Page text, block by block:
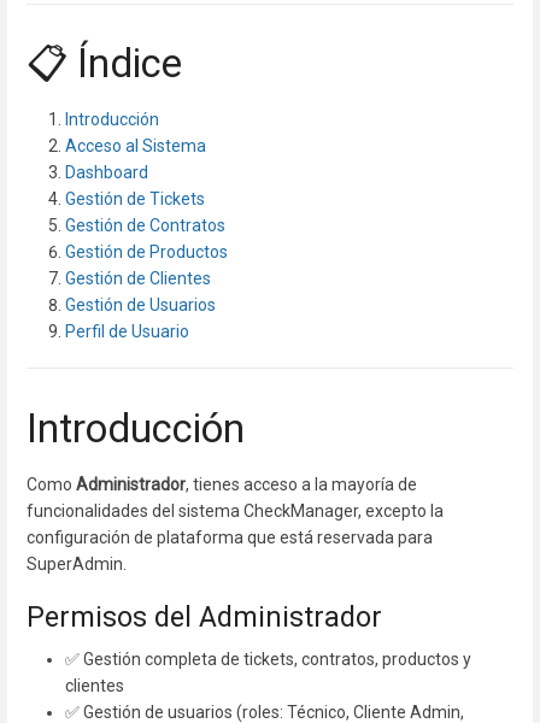
📋 Índice
Introducción
Acceso al Sistema
Dashboard
Gestión de Tickets
Gestión de Contratos
Gestión de Productos
Gestión de Clientes
Gestión de Usuarios
Perfil de Usuario
Introducción
Como Administrador, tienes acceso a la mayoría de
funcionalidades del sistema CheckManager, excepto la
configuración de plataforma que está reservada para
SuperAdmin.
Permisos del Administrador
✅ Gestión completa de tickets, contratos, productos y
clientes
✅ Gestión de usuarios (roles: Técnico, Cliente Admin,